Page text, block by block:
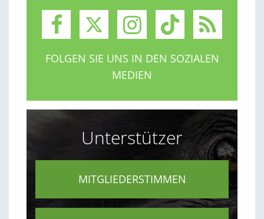
FOLGEN SIE UNS IN DEN SOZIALEN
MEDIEN
Unterstützer
MITGLIEDERSTIMMEN